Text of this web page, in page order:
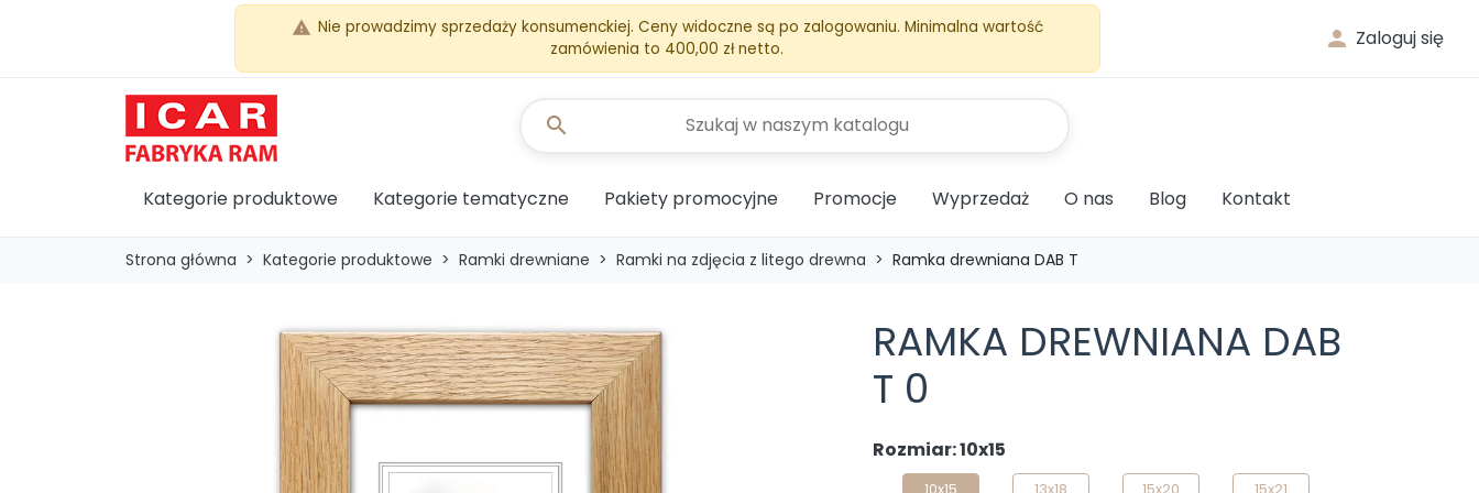
 Zaloguj się
warning Nie prowadzimy sprzedaży konsumenckiej. Ceny widoczne są po zalogowaniu. Minimalna wartość
zamówienia to 400,00 zł netto.
Kategorie produktowe Kategorie tematyczne Pakiety promocyjne Promocje Wyprzedaż O nas Blog Kontakt
search
Strona główna Kategorie produktowe Ramki drewniane Ramki na zdjęcia z litego drewna Ramka drewniana DAB T
RAMKA DREWNIANA DAB
T 0
Rozmiar: 10x15